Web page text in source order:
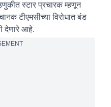
स्टार प्रचारक म्हणून
टीएमसीच्या विरोधात बंड
देणारे आहे.